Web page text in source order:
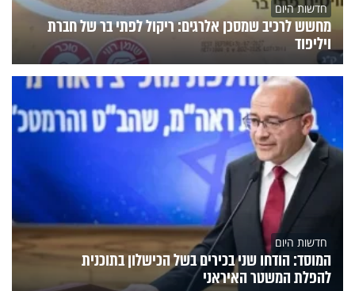
חדשות היום
מחשש לרכיב שמסכן אלרגים: ריקול לפתי בר של חברת
ויליפוד
חדשות היום
המוסד: הודחו שני בכירים בשל הכישלון בתוכנית
להפלת המשטר האיראני